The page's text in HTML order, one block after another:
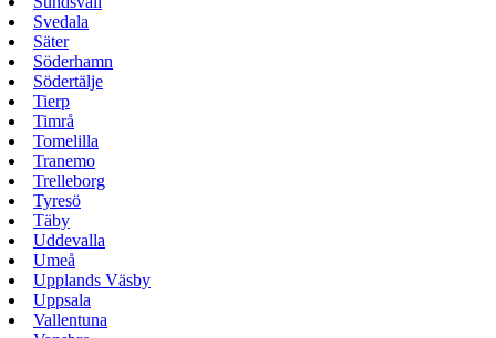
Svedala
Säter
Söderhamn
Södertälje
Tierp
Timrå
Tomelilla
Tranemo
Trelleborg
Tyresö
Täby
Uddevalla
Umeå
Upplands Väsby
Uppsala
Vallentuna